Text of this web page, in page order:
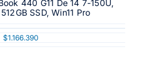
440 G11 De 14 7-150U,
SSD, Win11 Pro
$1.166.390